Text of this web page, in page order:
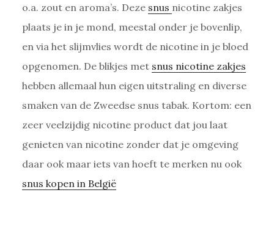
o.a. zout en aroma’s. Deze snus nicotine zakjes
plaats je in je mond, meestal onder je bovenlip,
en via het slijmvlies wordt de nicotine in je bloed
opgenomen. De blikjes met snus nicotine zakjes
hebben allemaal hun eigen uitstraling en diverse
smaken van de Zweedse snus tabak. Kortom: een
zeer veelzijdig nicotine product dat jou laat
genieten van nicotine zonder dat je omgeving
daar ook maar iets van hoeft te merken nu ook
snus kopen in België